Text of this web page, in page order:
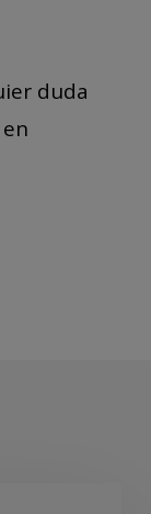
duda